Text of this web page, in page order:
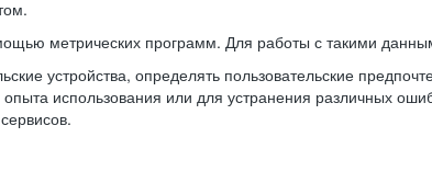
метрических программ. Для работы с такими
устройства, определять пользовательские
использования или для устранения различных